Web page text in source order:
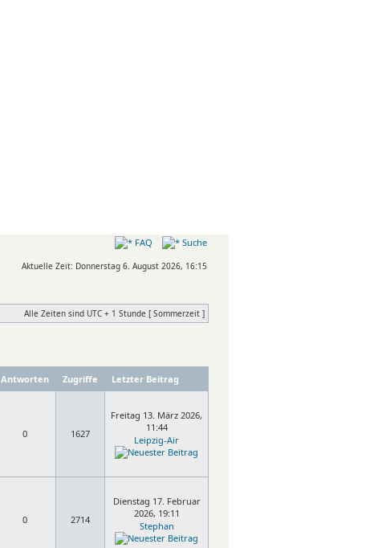
FAQ Suche
Aktuelle Zeit: Donnerstag 6. August 2026, 16:15
Alle Zeiten sind UTC + 1 Stunde [ Sommerzeit ]
Antworten Zugriffe Letzter Beitrag
0 1627
Freitag 13. März 2026,
11:44
Leipzig-Air
0 2714
Dienstag 17. Februar
2026, 19:11
Stephan